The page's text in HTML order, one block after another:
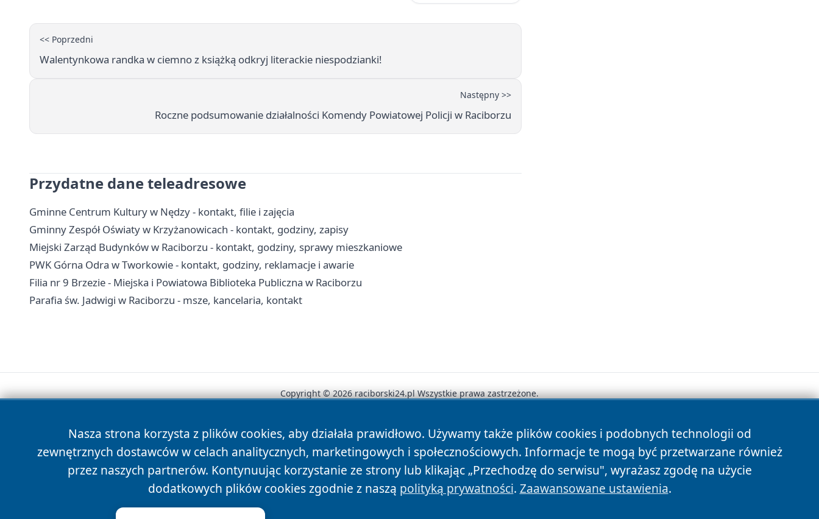
<< Poprzedni
Walentynkowa randka w ciemno z książką odkryj literackie niespodzianki!
Następny >>
Roczne podsumowanie działalności Komendy Powiatowej Policji w Raciborzu
Przydatne dane teleadresowe
Gminne Centrum Kultury w Nędzy - kontakt, filie i zajęcia
Gminny Zespół Oświaty w Krzyżanowicach - kontakt, godziny, zapisy
Miejski Zarząd Budynków w Raciborzu - kontakt, godziny, sprawy mieszkaniowe
PWK Górna Odra w Tworkowie - kontakt, godziny, reklamacje i awarie
Filia nr 9 Brzezie - Miejska i Powiatowa Biblioteka Publiczna w Raciborzu
Parafia św. Jadwigi w Raciborzu - msze, kancelaria, kontakt
Nasza strona korzysta z plików cookies, aby działała prawidłowo. Używamy także plików cookies i podobnych technologii od
zewnętrznych dostawców w celach analitycznych, marketingowych i społecznościowych. Informacje te mogą być przetwarzane również
przez naszych partnerów. Kontynuując korzystanie ze strony lub klikając „Przechodzę do serwisu", wyrażasz zgodę na użycie
dodatkowych plików cookies zgodnie z naszą polityką prywatności. Zaawansowane ustawienia.
Copyright © 2026 raciborski24.pl Wszystkie prawa zastrzeżone.
News Autorzy Polityka Prywatności Polityka Cookies